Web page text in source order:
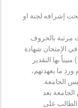
إشرافه لجنة او
مرتبة بالحروف
في الإمتحان شهادة
بها التقدير
ما بعهدتهم،
الجامعة.
بعد
على